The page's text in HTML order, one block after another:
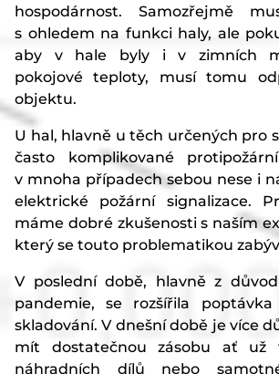
hospodárnost. Samozřejmě
s ohledem na funkci haly, ale
aby v hale byly i v zimních
pokojové teploty, musí tomu
objektu.
U hal, hlavně u těch určených pro
často komplikované
v mnoha případech sebou nese i
elektrické požární signalizace.
máme dobré zkušenosti s naším
který se touto problematikou
V poslední době, hlavně z
pandemie, se rozšířila
skladování. V dnešní době je více
mít dostatečnou zásobu ať už
náhradních dílů nebo